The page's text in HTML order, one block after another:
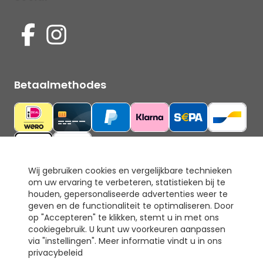
Wij gebruiken cookies en vergelijkbare technieken
om uw ervaring te verbeteren, statistieken bij te
houden, gepersonaliseerde advertenties weer te
geven en de functionaliteit te optimaliseren. Door
op "Accepteren" te klikken, stemt u in met ons
cookiegebruik. U kunt uw voorkeuren aanpassen
via "instellingen". Meer informatie vindt u in ons
privacybeleid
Betaalmethodes
Ons keurmerk